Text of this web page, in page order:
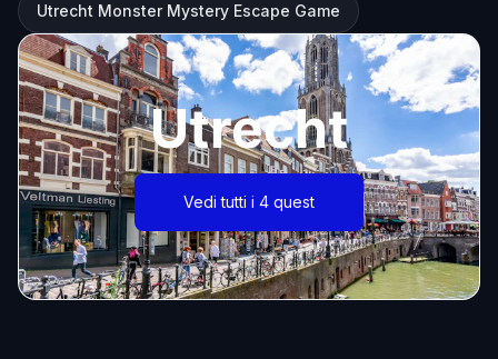
Utrecht Monster Mystery Escape Game
Utrecht
Vedi tutti i 4 quest